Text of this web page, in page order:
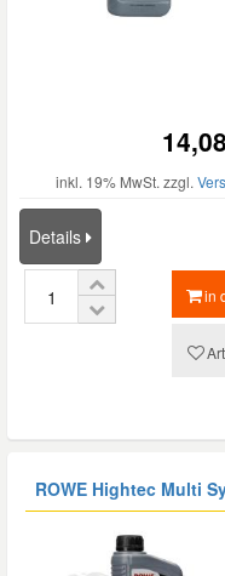
inkl. 19% MwSt. zzgl.
Details
in
ROWE Hightec Multi